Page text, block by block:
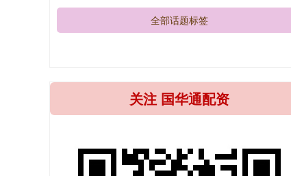
全部话题标签
关注 国华通配资